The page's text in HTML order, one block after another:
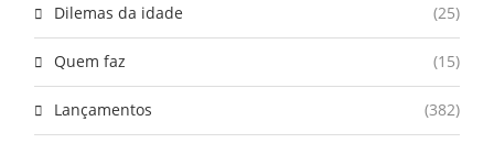
Dilemas da idade (25)
Quem faz (15)
Lançamentos (382)